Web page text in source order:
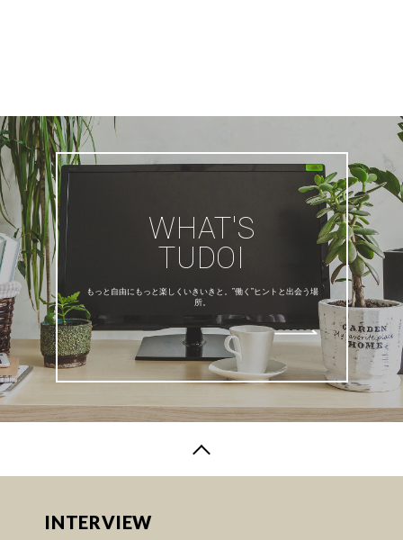
WHAT'S
TUDOI
もっと自由にもっと楽しくいきいきと。”働く”ヒントと出会う場
所。
INTERVIEW